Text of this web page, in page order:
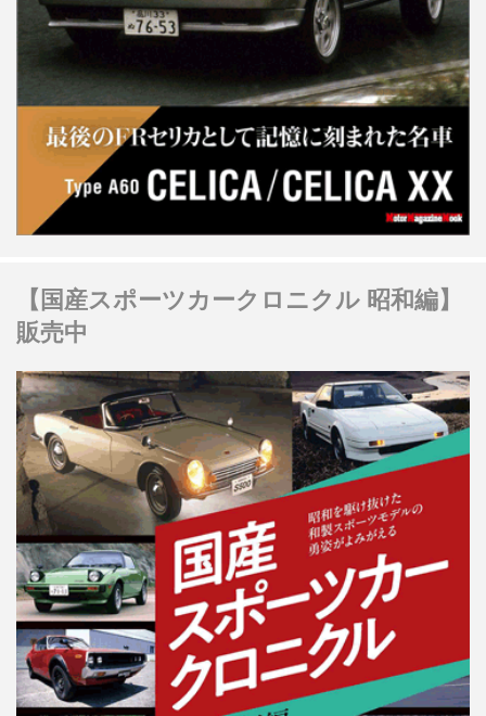
【国産スポーツカークロニクル 昭和編】
販売中